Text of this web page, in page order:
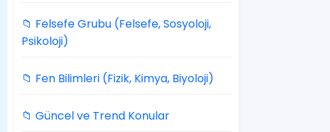
📁 Felsefe Grubu (Felsefe, Sosyoloji,
Psikoloji)
📁 Fen Bilimleri (Fizik, Kimya, Biyoloji)
📁 Güncel ve Trend Konular